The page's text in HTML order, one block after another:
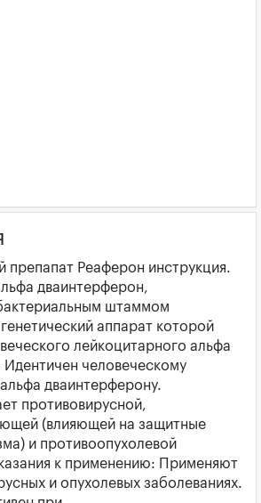
препапат Реаферон инструкция.
дваинтерферон,
штаммом
аппарат которой
лейкоцитарного альфа
человеческому
дваинтерферону.
противовирусной,
(влияющей на защитные
и противоопухолевой
к применению: Применяют
и опухолевых заболеваниях.